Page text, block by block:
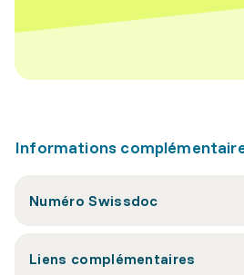
Informations
Numéro Swissdoc
Liens complémentaires